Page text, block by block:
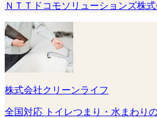
ＮＴＴドコモソリューションズ株
株式会社クリーンライフ
全国対応 トイレつまり・水まわり